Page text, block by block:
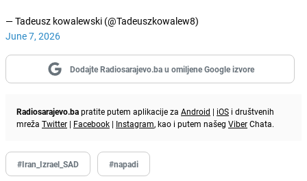
— Tadeusz kowalewski (@Tadeuszkowalew8)
June 7, 2026
Dodajte Radiosarajevo.ba u omiljene Google izvore
Radiosarajevo.bapratite putem aplikacije za Android | iOS i društvenih
mreža Twitter | Facebook | Instagram, kao i putem našeg ViberChata.
#Iran_Izrael_SAD #napadi